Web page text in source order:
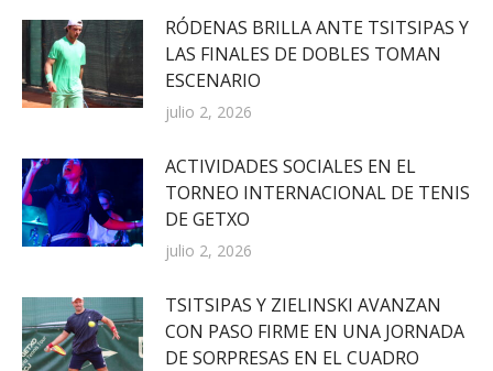
RÓDENAS BRILLA ANTE TSITSIPAS Y
LAS FINALES DE DOBLES TOMAN
ESCENARIO
julio 2, 2026
ACTIVIDADES SOCIALES EN EL
TORNEO INTERNACIONAL DE TENIS
DE GETXO
julio 2, 2026
TSITSIPAS Y ZIELINSKI AVANZAN
CON PASO FIRME EN UNA JORNADA
DE SORPRESAS EN EL CUADRO